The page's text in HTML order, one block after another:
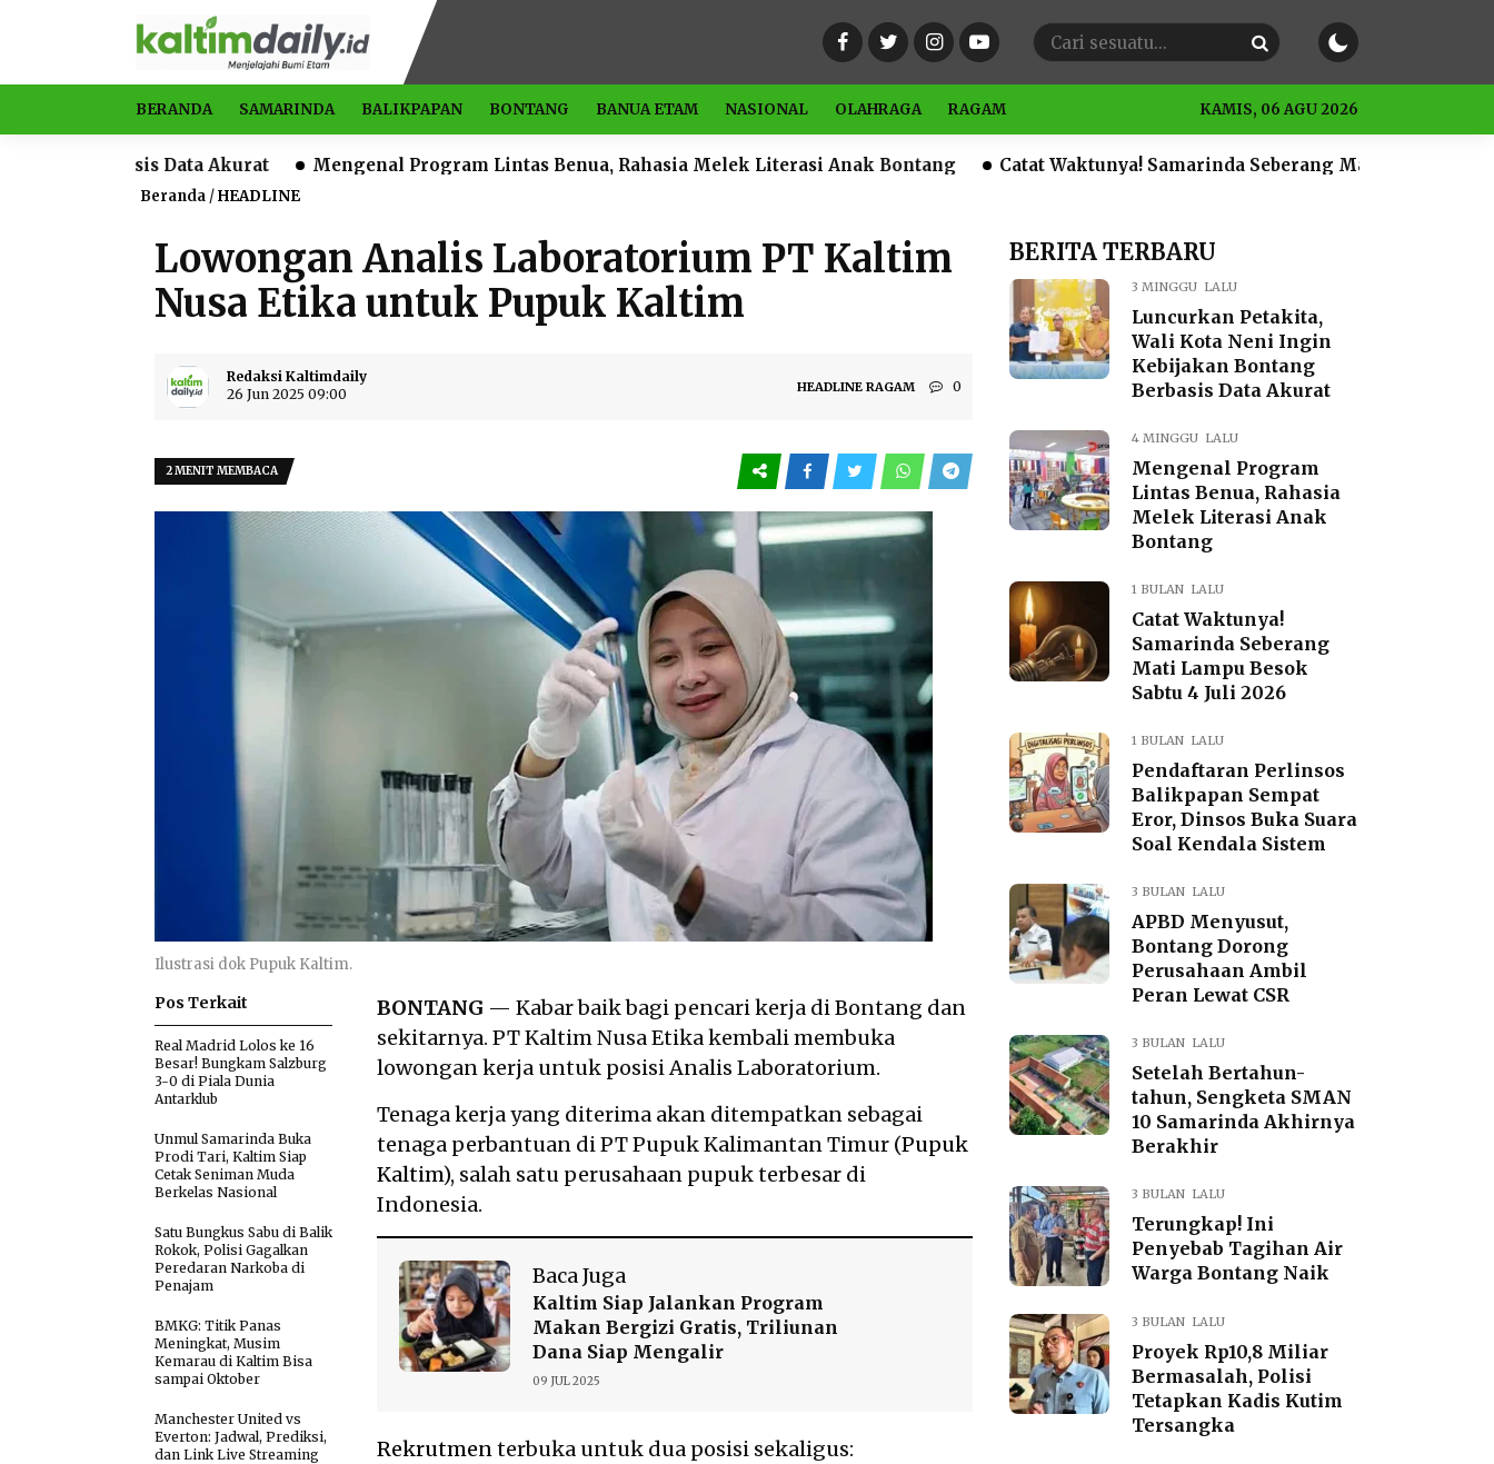
BERANDA SAMARINDA BALIKPAPAN BONTANG BANUA ETAM NASIONAL OLAHRAGA RAGAM KAMIS, 06 AGU 2026
Data Akurat Mengenal Program Lintas Benua, Rahasia Melek Literasi Anak Bontang Catat Waktunya! Samarinda Seberang Mati Lampu Besok Sabtu 4 Juli
Beranda /HEADLINE
Lowongan Analis Laboratorium PT Kaltim
Nusa Etika untuk Pupuk Kaltim
Redaksi Kaltimdaily
26 Jun 2025 09:00
HEADLINE RAGAM 0
2 MENIT MEMBACA
Ilustrasi dok Pupuk Kaltim.
BONTANG — Kabar baik bagi pencari kerja di Bontang dan
sekitarnya. PT Kaltim Nusa Etika kembali membuka
lowongan kerja untuk posisi Analis Laboratorium.
Tenaga kerja yang diterima akan ditempatkan sebagai
tenaga perbantuan di PT Pupuk Kalimantan Timur (Pupuk
Kaltim), salah satu perusahaan pupuk terbesar di
Indonesia.
Baca Juga
Kaltim Siap Jalankan Program
Makan Bergizi Gratis, Triliunan
Dana Siap Mengalir
09 JUL 2025
Rekrutmenterbuka untuk dua posisi sekaligus:
Pos Terkait
Real Madrid Lolos ke 16
Besar! Bungkam Salzburg
3-0 di Piala Dunia
Antarklub
Unmul Samarinda Buka
Prodi Tari, Kaltim Siap
Cetak Seniman Muda
Berkelas Nasional
Satu Bungkus Sabu di Balik
Rokok, Polisi Gagalkan
Peredaran Narkoba di
Penajam
BMKG: Titik Panas
Meningkat, Musim
Kemarau di Kaltim Bisa
sampai Oktober
Manchester United vs
Everton: Jadwal, Prediksi,
dan Link Live Streaming
BERITA TERBARU
3 MINGGU LALU
Luncurkan Petakita,
Wali Kota Neni Ingin
Kebijakan Bontang
Berbasis Data Akurat
4 MINGGU LALU
Mengenal Program
Lintas Benua, Rahasia
Melek Literasi Anak
Bontang
1 BULAN LALU
Catat Waktunya!
Samarinda Seberang
Mati Lampu Besok
Sabtu 4 Juli 2026
1 BULAN LALU
Pendaftaran Perlinsos
Balikpapan Sempat
Eror, Dinsos Buka Suara
Soal Kendala Sistem
3 BULAN LALU
APBD Menyusut,
Bontang Dorong
Perusahaan Ambil
Peran Lewat CSR
3 BULAN LALU
Setelah Bertahun-
tahun, Sengketa SMAN
10 Samarinda Akhirnya
Berakhir
3 BULAN LALU
Terungkap! Ini
Penyebab Tagihan Air
Warga Bontang Naik
3 BULAN LALU
Proyek Rp10,8 Miliar
Bermasalah, Polisi
Tetapkan Kadis Kutim
Tersangka